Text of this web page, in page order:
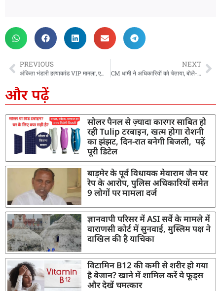
PREVIOUS
अंकिता भंडारी हत्याकांड VIP मामला, एक्टिव हुई उत्तराखंड पुलिस, जनता से की ये खास अपील
NEXT
CM धामी ने अधिकारियों को चेताया, बोले- अधिकारी फाइलों में नहीं, मैदान में दिखाई दें, प्र्देशभर मे लगे अब तक 135 शिविर
और पढ़ें
सोलर पैनल से ज़्यादा कारगर साबित हो
रही Tulip टरबाइन, खत्म होगा रोशनी
का झंझट, दिन-रात बनेगी बिजली, पढ़ें
पूरी डिटेल
बाड़मेर के पूर्व विधायक मेवाराम जैन पर
रेप के आरोप, पुलिस अधिकारियों समेत
9 लोगों पर मामला दर्ज
ज्ञानवापी परिसर में ASI सर्वे के मामले में
वाराणसी कोर्ट में सुनवाई, मुस्लिम पक्ष ने
दाखिल की है याचिका
विटामिन B12 की कमी से शरीर हो गया
है बेजान? खाने में शामिल करें ये फूड्स
और देखें चमत्कार